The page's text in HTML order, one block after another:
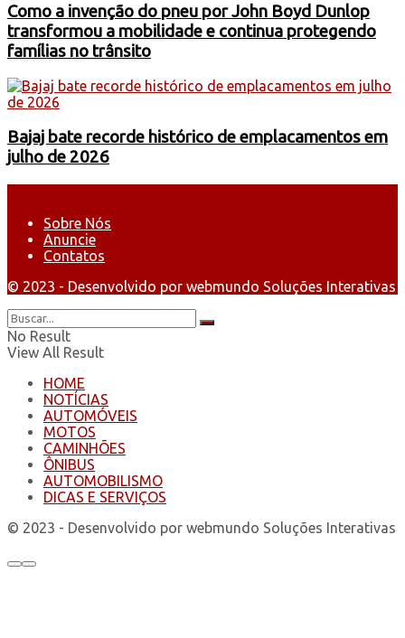
Como a invenção do pneu por John Boyd Dunlop
transformou a mobilidade e continua protegendo
famílias no trânsito
Bajaj bate recorde histórico de emplacamentos em
julho de 2026
Sobre Nós
Anuncie
Contatos
© 2023 - Desenvolvido por webmundo Soluções Interativas
No Result
View All Result
HOME
NOTÍCIAS
AUTOMÓVEIS
MOTOS
CAMINHÕES
ÔNIBUS
AUTOMOBILISMO
DICAS E SERVIÇOS
© 2023 - Desenvolvido por webmundo Soluções Interativas